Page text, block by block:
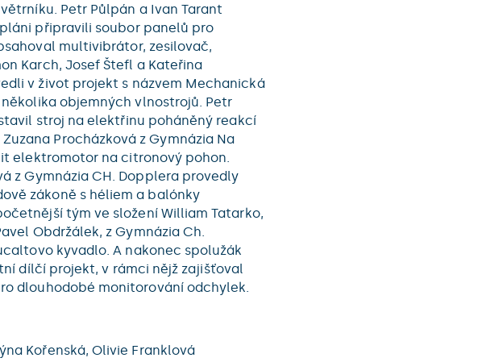
Petr Půlpán a Ivan Tarant
připravili soubor panelů pro
multivibrátor, zesilovač,
Karch, Josef Štefl a Kateřina
v život projekt s názvem Mechanická
objemných vlnostrojů. Petr
stroj na elektřinu poháněný reakcí
Procházková z Gymnázia Na
elektromotor na citronový pohon.
z Gymnázia CH. Dopplera provedly
zákoně s héliem a balónky
tým ve složení William Tatarko,
Obdržálek, z Gymnázia Ch.
kyvadlo. A nakonec spolužák
dílčí projekt, v rámci nějž zajišťoval
dlouhodobé monitorování odchylek.
Kořenská, Olivie Franklová